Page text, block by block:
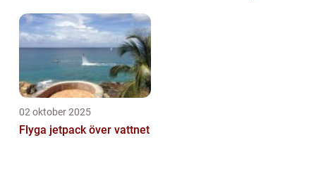
02 oktober 2025
Flyga jetpack över vattnet